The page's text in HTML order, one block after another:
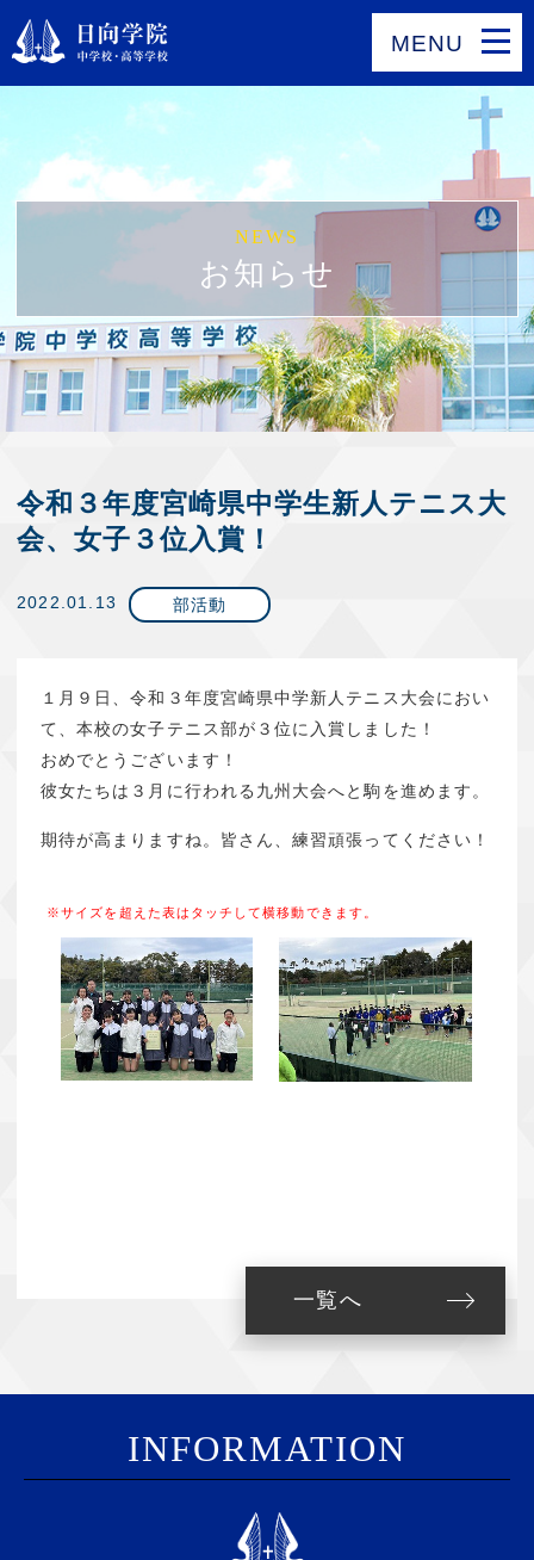
MENU
NEWS
お知らせ
令和３年度宮崎県中学生新人テニス大
会、女子３位入賞！
2022.01.13 部活動
１月９日、令和３年度宮崎県中学新人テニス大会におい
て、本校の女子テニス部が３位に入賞しました！
おめでとうございます！
彼女たちは３月に行われる九州大会へと駒を進めます。
期待が高まりますね。皆さん、練習頑張ってください！
一覧へ
INFORMATION